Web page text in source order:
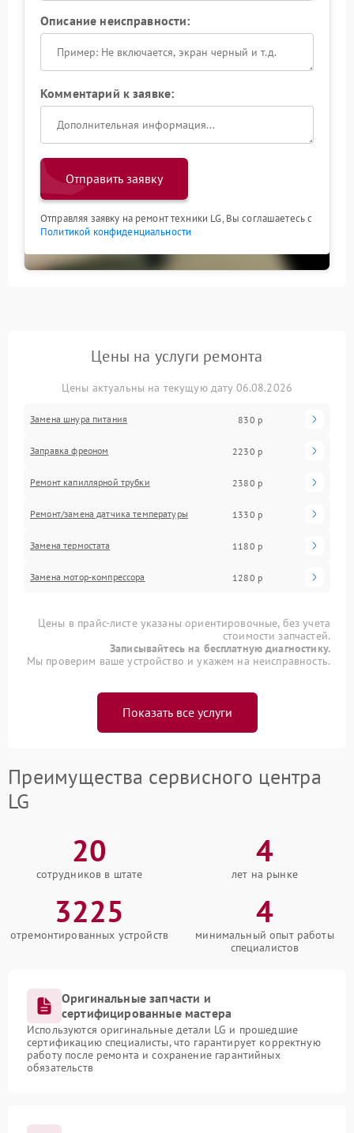
Описание неисправности:
Комментарий к заявке:
Отправить заявку
Отправляя заявку на ремонт техники LG, Вы соглашаетесь с
Политикой конфиденциальности
Цены на услуги ремонта
Цены актуальны на текущую дату 06.08.2026
Замена шнура питания 830 р
Заправка фреоном 2230 р
Ремонт капиллярной трубки 2380 р
Ремонт/замена датчика температуры 1330 р
Замена термостата 1180 р
Замена мотор-компрессора 1280 р
Цены в прайс-листе указаны ориентировочные, без учета
стоимости запчастей.
Записывайтесь на бесплатную диагностику.
Мы проверим ваше устройство и укажем на неисправность.
Показать все услуги
Преимущества сервисного центра
LG
20
сотрудников в штате
4
лет на рынке
3225
отремонтированных устройств
4
минимальный опыт работы
специалистов
Оригинальные запчасти и
сертифицированные мастера
Используются оригинальные детали LG и прошедшие
сертификацию специалисты, что гарантирует корректную
работу после ремонта и сохранение гарантийных
обязательств